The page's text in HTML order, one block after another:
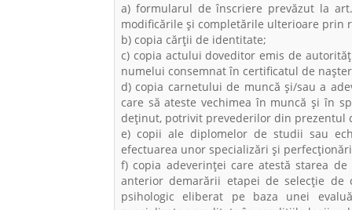
a) formularul de înscriere prevăzut la
modificările și completările ulterioare prin
b) copia cărţii de identitate;
c) copia actului doveditor emis de
numelui consemnat în certificatul de
d) copia carnetului de muncă şi/sau a
care să ateste vechimea în muncă şi în
deţinut, potrivit prevederilor din prezentul
e) copii ale diplomelor de studii sau
efectuarea unor specializări şi
f) copia adeverinţei care atestă starea
anterior demarării etapei de selecţie
psihologic eliberat pe baza unei